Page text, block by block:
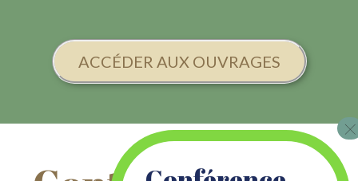
ACCÉDER AUX OUVRAGES